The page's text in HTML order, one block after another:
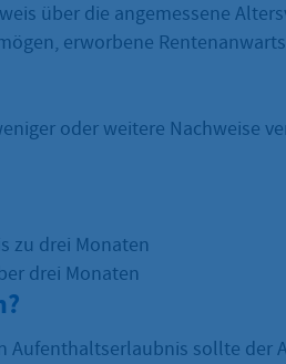
über die angemessene
erworbene
oder weitere Nachweise
zu drei Monaten
drei Monaten
Aufenthaltserlaubnis sollte der